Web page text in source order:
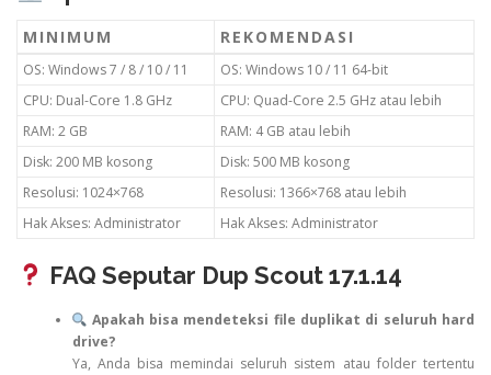
MINIMUM REKOMENDASI
OS: Windows 7 / 8 / 10 / 11
OS: Windows 10 / 11 64-bit
CPU: Dual-Core 1.8 GHz
CPU: Quad-Core 2.5 GHz atau lebih
RAM: 2 GB
RAM: 4 GB atau lebih
Disk: 200 MB kosong
Disk: 500 MB kosong
Resolusi: 1024×768
Resolusi: 1366×768 atau lebih
Hak Akses: Administrator
Hak Akses: Administrator
FAQ Seputar Dup Scout 17.1.14
Apakah bisa mendeteksi file duplikat di seluruh hard
drive?
Ya, Anda bisa memindai seluruh sistem atau folder tertentu